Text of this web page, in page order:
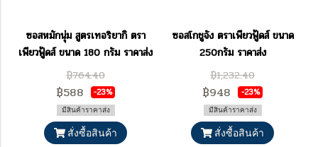
ซอสหมักนุ่ม สูตรเทอริยากิ ตรา
เพียวฟู้ดส์ ขนาด 180 กรัม ราคาส่ง
฿764.40
฿588 -23%
มีสินค้าราคาส่ง
สั่งซื้อสินค้า
ซอสโกชูจัง ตราเพียวฟู้ดส์ ขนาด
250กรัม ราคาส่ง
฿1,232.40
฿948 -23%
มีสินค้าราคาส่ง
สั่งซื้อสินค้า